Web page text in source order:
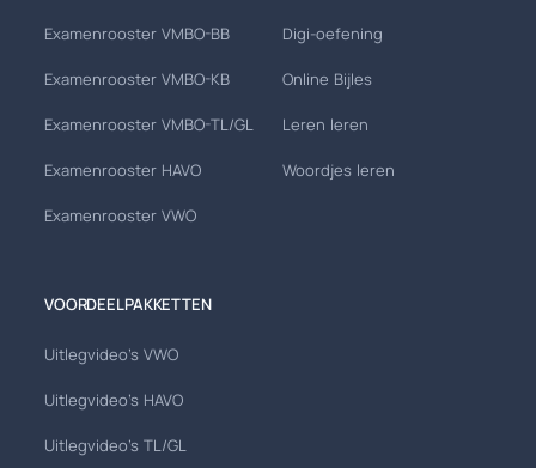
Examenrooster VMBO-BB
Examenrooster VMBO-KB
Examenrooster VMBO-TL/GL
Examenrooster HAVO
Examenrooster VWO
Digi-oefening
Online Bijles
Leren leren
Woordjes leren
VOORDEELPAKKETTEN
Uitlegvideo's VWO
Uitlegvideo's HAVO
Uitlegvideo's TL/GL